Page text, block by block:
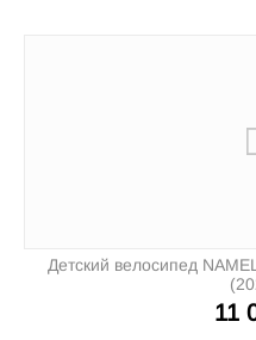
Детский велосипед
11